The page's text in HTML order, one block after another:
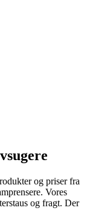
og priser fra
Vores
og fragt. Der